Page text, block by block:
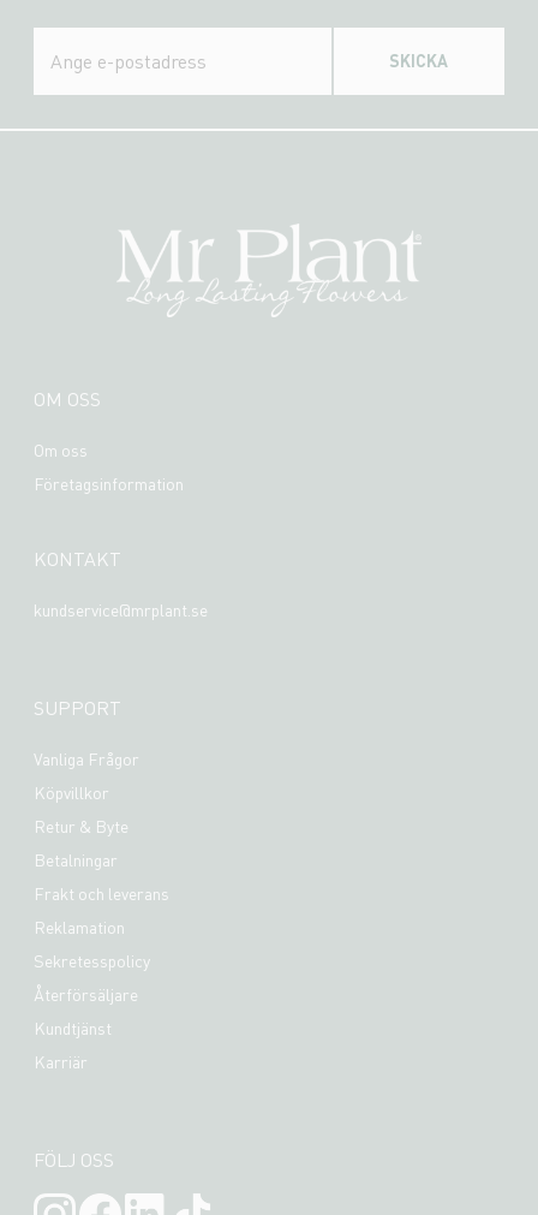
SKICKA
OM OSS
Om oss
Företagsinformation
KONTAKT
kundservice@mrplant.se
SUPPORT
Vanliga Frågor
Köpvillkor
Retur & Byte
Betalningar
Frakt och leverans
Reklamation
Sekretesspolicy
Återförsäljare
Kundtjänst
Karriär
FÖLJ OSS